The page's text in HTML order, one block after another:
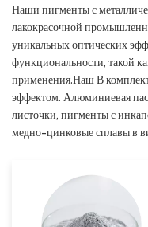
Наши пигменты с
лакокрасочной
уникальных оптических
функциональности, такой
применения.Наш В
эффектом. Алюминиевая
листочки, пигменты с
медно-цинковые сплавы в